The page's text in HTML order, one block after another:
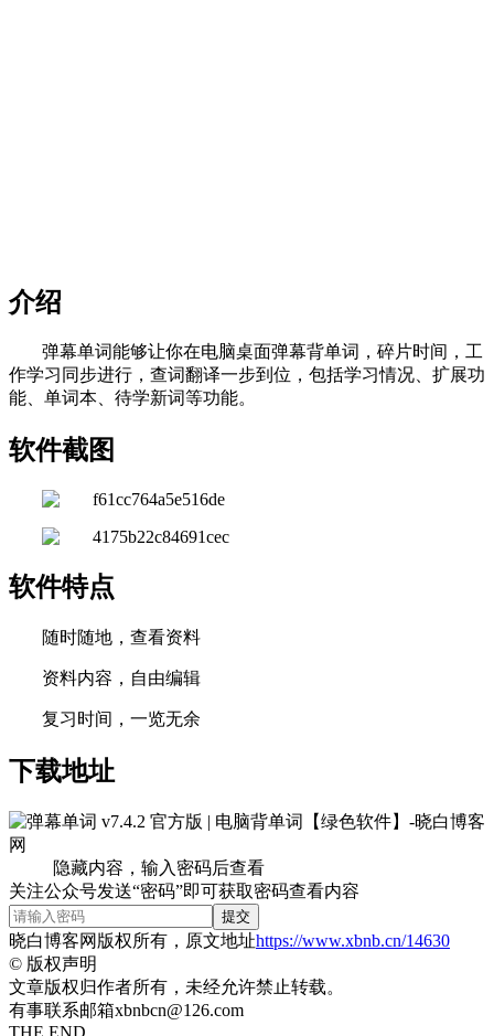
介绍
弹幕单词能够让你在电脑桌面弹幕背单词，碎片时间，工
作学习同步进行，查词翻译一步到位，包括学习情况、扩展功
能、单词本、待学新词等功能。
软件截图
软件特点
随时随地，查看资料
资料内容，自由编辑
复习时间，一览无余
下载地址
隐藏内容，输入密码后查看
关注公众号发送“密码”即可获取密码查看内容
提交
晓白博客网版权所有，原文地址https://www.xbnb.cn/14630
© 版权声明
文章版权归作者所有，未经允许禁止转载。
有事联系邮箱xbnbcn@126.com
THE END